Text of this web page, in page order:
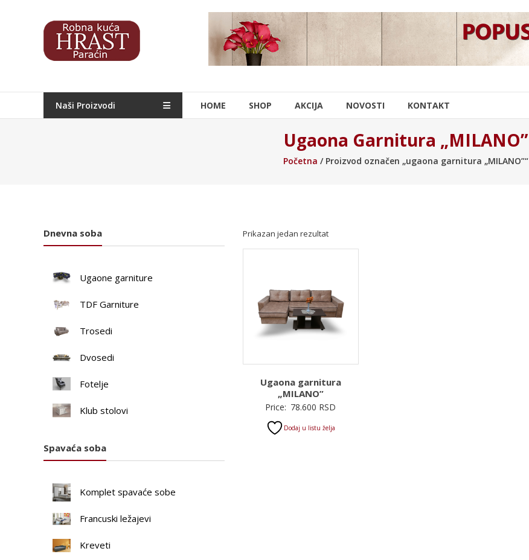
Hrast
Nameštaj
Naši Proizvodi HOME SHOP AKCIJA NOVOSTI KONTAKT
Ugaona Garnitura „MILANO”
Početna / Proizvod označen „ugaona garnitura „MILANO”“
Prikazan jedan rezultat
Ugaona garnitura
„MILANO”
Price: 78.600 RSD
Dodaj u listu želja
Dnevna soba
Ugaone garniture
TDF Garniture
Trosedi
Dvosedi
Fotelje
Klub stolovi
Spavaća soba
Komplet spavaće sobe
Francuski ležajevi
Kreveti